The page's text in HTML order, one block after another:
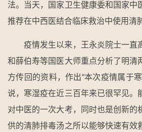
法。当天，国家卫生健康委和国家中
推荐在中西医结合临床救治中使用清
疫情发生以来，王永炎院士一直
和薛伯寿等国医大师重点分析了明清
方传回的资料，作出“本次疫情属于
说，寒湿疫在近三百年来已很罕见。
对中医的一次大考，同时也是创新的
供的清肺排毒汤之所以能够快速有效